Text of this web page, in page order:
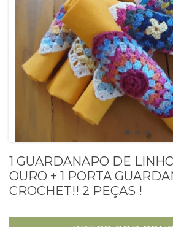
1 GUARDANAPO DE
OURO + 1 PORTA
CROCHET!! 2 PEÇAS !